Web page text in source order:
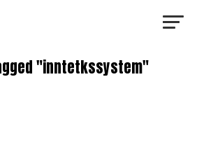
"inntetkssystem"